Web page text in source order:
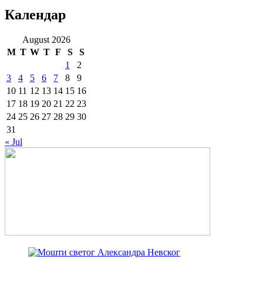
Календар
August 2026
M T W T F S
S
1
2
3
4 5 6 7 8
9
10 11 12 13 14 15 16
17 18 19 20 21 22 23
24 25 26 27 28 29 30
31
« Jul